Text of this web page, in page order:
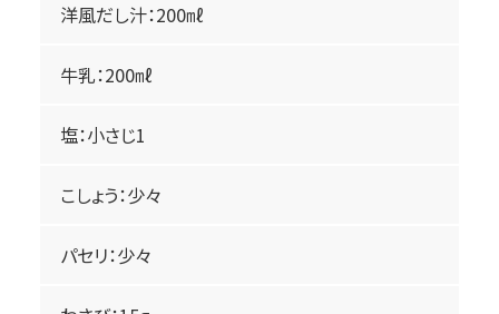
洋風だし汁：200㎖
牛乳：200㎖
塩：小さじ1
こしょう：少々
パセリ：少々